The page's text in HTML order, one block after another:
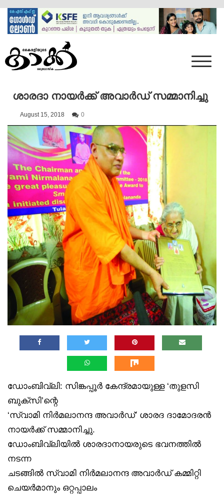
content
ശാരദാ നായർക്ക് അവാർഡ് സമ്മാനിച്ചു
August 15, 2018 0
ഡോംബിവ്‌ലി: സിങ്കപ്പൂർ കേന്ദ്രമായുള്ള ‘തുളസി
ബുക്‌സി’ന്റെ
‘സ്വാമി നിർമലാനന്ദ അവാർഡ്’ ശാരദ ദാമോദരൻ
നായർക്ക് സമ്മാനിച്ചു.
ഡോംബിവ്‌ലിയിൽ ശാരദാനായരുടെ ഭവനത്തിൽ
നടന്ന
ചടങ്ങിൽ സ്വാമി നിർമലാനന്ദ അവാർഡ് കമ്മിറ്റി
ചെയർമാനും ഒറ്റപ്പാലം